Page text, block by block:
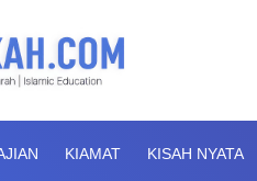
KIAMAT KISAH NYATA